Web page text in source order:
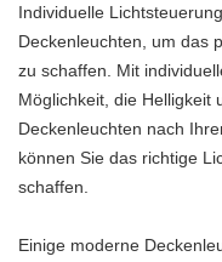
Individuelle
Deckenleuchten, um das
zu schaffen. Mit
Möglichkeit, die Helligkeit
Deckenleuchten nach
können Sie das richtige
schaffen.
Einige moderne